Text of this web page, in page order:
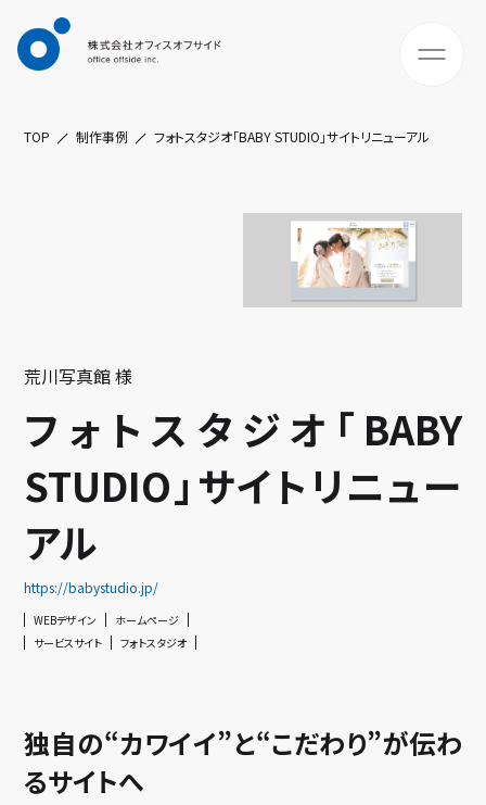
TOP 制作事例 フォトスタジオ「BABY STUDIO」サイトリニューアル
荒川写真館 様
フォトスタジオ「BABY
STUDIO」サイトリニュー
アル
https://babystudio.jp/
WEBデザイン
ホームページ
サービスサイト
フォトスタジオ
独自の“カワイイ”と“こだわり”が伝わ
るサイトへ